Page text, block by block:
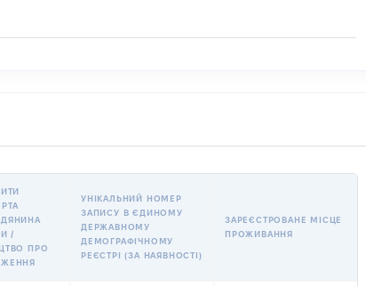
/
ПРО
УНІКАЛЬНИЙ НОМЕР
ЗАПИСУ В ЄДИНОМУ
ДЕРЖАВНОМУ
ДЕМОГРАФІЧНОМУ
РЕЄСТРІ (ЗА НАЯВНОСТІ)
ЗАРЕЄСТРОВАНЕ МІСЦЕ
ПРОЖИВАННЯ